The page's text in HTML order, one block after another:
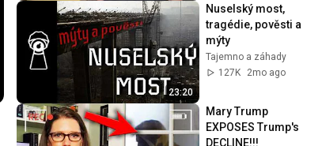
23:20
Nuselský most,
tragédie, pověsti a
mýty
Tajemno a záhady
127K
2mo ago
Mary Trump
EXPOSES Trump's
DECLINE!!!